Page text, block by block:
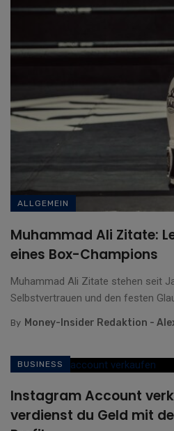
ALLGEMEIN
Muhammad Ali Zitate:
eines Box-Champions
Muhammad Ali Zitate stehen seit
Selbstvertrauen und den festen
By Money-Insider Redaktion -
BUSINESS
Instagram Account
verdienst du Geld mit